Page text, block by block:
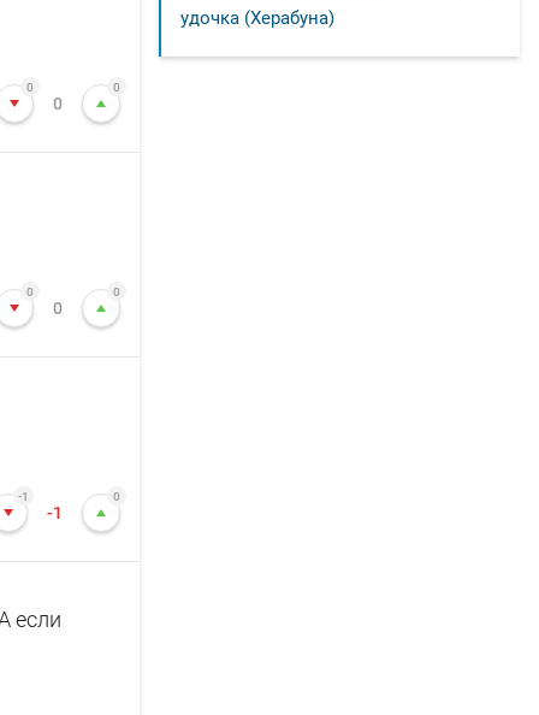
0
0
0
0
0
0
-1
-1
0
если
удочка (Херабуна)